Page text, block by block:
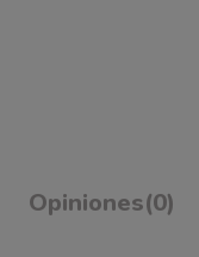
Opiniones(0)